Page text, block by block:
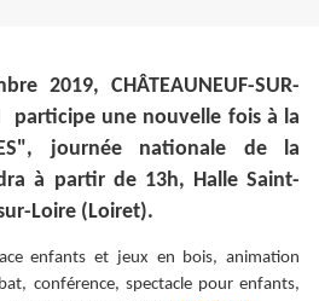
2019, CHÂTEAUNEUF-SUR-
participe une nouvelle fois à la
journée nationale de la
à partir de 13h, Halle Saint-
Loire (Loiret).
enfants et jeux en bois, animation
conférence, spectacle pour enfants,